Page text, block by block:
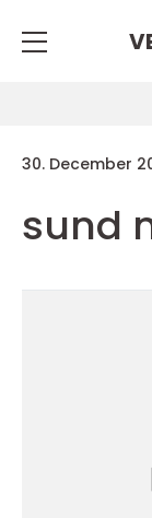
30. December
sund